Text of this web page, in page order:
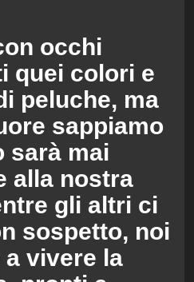
occhi
quei colori e
peluche, ma
sappiamo
sarà mai
alla nostra
gli altri ci
sospetto, noi
vivere la